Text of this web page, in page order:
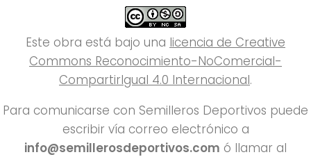
Este obra está bajo una licencia de Creative
Commons Reconocimiento-NoComercial-
CompartirIgual 4.0 Internacional.
Para comunicarse con Semilleros Deportivos puede
escribir vía correo electrónico a
info@semillerosdeportivos.com ó llamar al